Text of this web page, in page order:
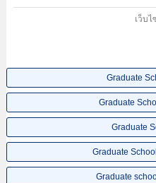
ที่รับสมัครหรือจำนวนคนที่ผ่านการสอบ
ทางเป็นต้นไว้ด้วยดังนั้นขอเชิญใช้บริ
เว็บ
Graduate
Graduate
Graduate
Graduate
Graduate